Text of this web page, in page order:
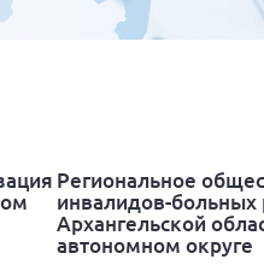
Региональное
инвалидов-
Архангельской
автономном округе